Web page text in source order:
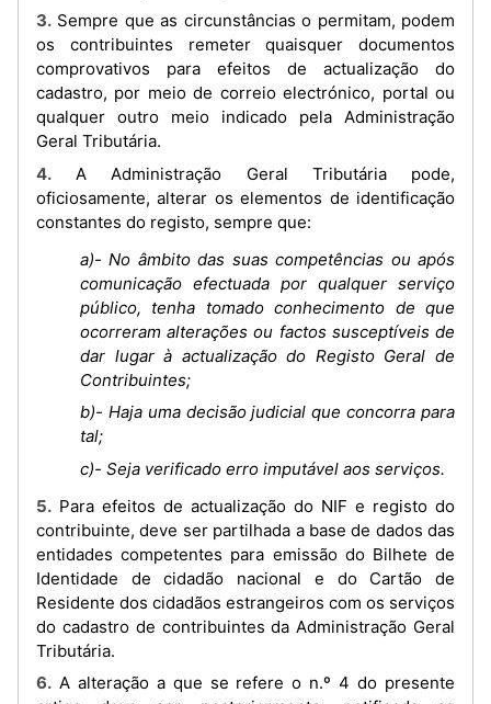
3. Sempre que as circunstâncias o permitam, podem
os contribuintes remeter quaisquer documentos
comprovativos para efeitos de actualização do
cadastro, por meio de correio electrónico, portal ou
qualquer outro meio indicado pela Administração
Geral Tributária.
4. A Administração Geral Tributária pode,
oficiosamente, alterar os elementos de identificação
constantes do registo, sempre que:
a)- No âmbito das suas competências ou após
comunicação efectuada por qualquer serviço
público, tenha tomado conhecimento de que
ocorreram alterações ou factos susceptíveis de
dar lugar à actualização do Registo Geral de
Contribuintes;
b)- Haja uma decisão judicial que concorra para
tal;
c)- Seja verificado erro imputável aos serviços.
5. Para efeitos de actualização do NIF e registo do
contribuinte, deve ser partilhada a base de dados das
entidades competentes para emissão do Bilhete de
Identidade de cidadão nacional e do Cartão de
Residente dos cidadãos estrangeiros com os serviços
do cadastro de contribuintes da Administração Geral
Tributária.
6. A alteração a que se refere o n.º 4 do presente